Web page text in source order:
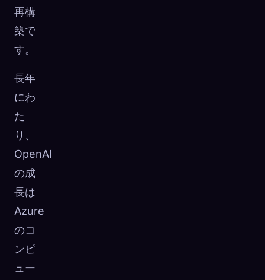
再構
築で
す。
長年
にわ
た
り、
OpenAI
の成
長は
Azure
のコ
ンピ
ュー